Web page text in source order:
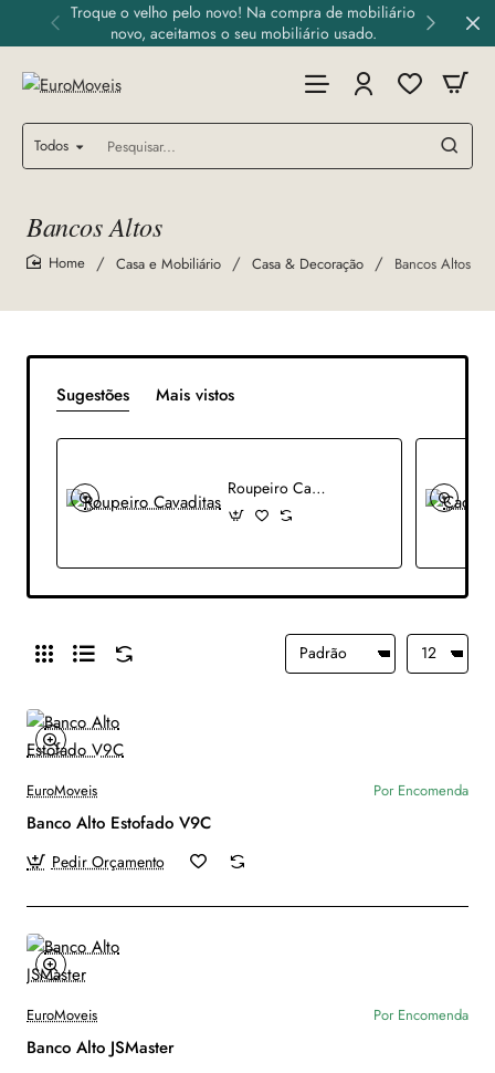
Troque o velho pelo novo! Na compra de mobiliário
novo, aceitamos o seu mobiliário usado.
Todos
Pesquisar...
Bancos Altos
Casa e Mobiliário Casa & Decoração Bancos Altos
Sugestões Mais vistos
Roupeiro Cavaditas
EuroMoveis Por Encomenda
Banco Alto Estofado V9C
Pedir Orçamento
EuroMoveis Por Encomenda
Banco Alto JSMaster